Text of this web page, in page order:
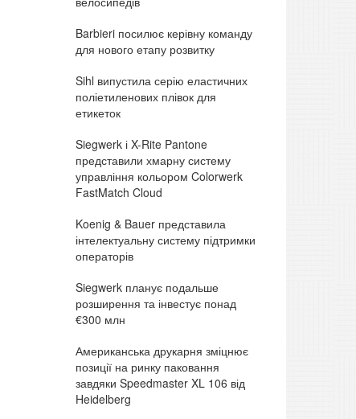
Barbieri посилює керівну команду
для нового етапу розвитку
Sihl випустила серію еластичних
поліетиленових плівок для
етикеток
Siegwerk і X-Rite Pantone
представили хмарну систему
управління кольором Colorwerk
FastMatch Cloud
Koenig & Bauer представила
інтелектуальну систему підтримки
операторів
Siegwerk планує подальше
розширення та інвестує понад
€300 млн
Американська друкарня зміцнює
позиції на ринку паковання
завдяки Speedmaster XL 106 від
Heidelberg